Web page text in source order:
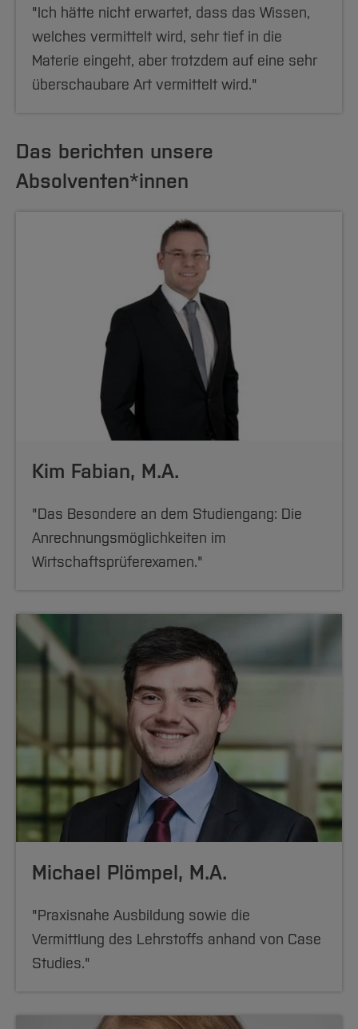
"Ich hätte nicht erwartet, dass das Wissen,
welches vermittelt wird, sehr tief in die
Materie eingeht, aber trotzdem auf eine sehr
überschaubare Art vermittelt wird."
Das berichten unsere
Absolventen*innen
Kim Fabian, M.A.
"Das Besondere an dem Studiengang: Die
Anrechnungsmöglichkeiten im
Wirtschaftsprüferexamen."
Michael Plömpel, M.A.
"Praxisnahe Ausbildung sowie die
Vermittlung des Lehrstoffs anhand von Case
Studies."